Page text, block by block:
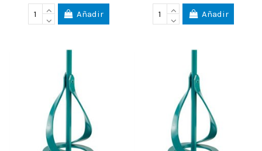
Añadir Añadir